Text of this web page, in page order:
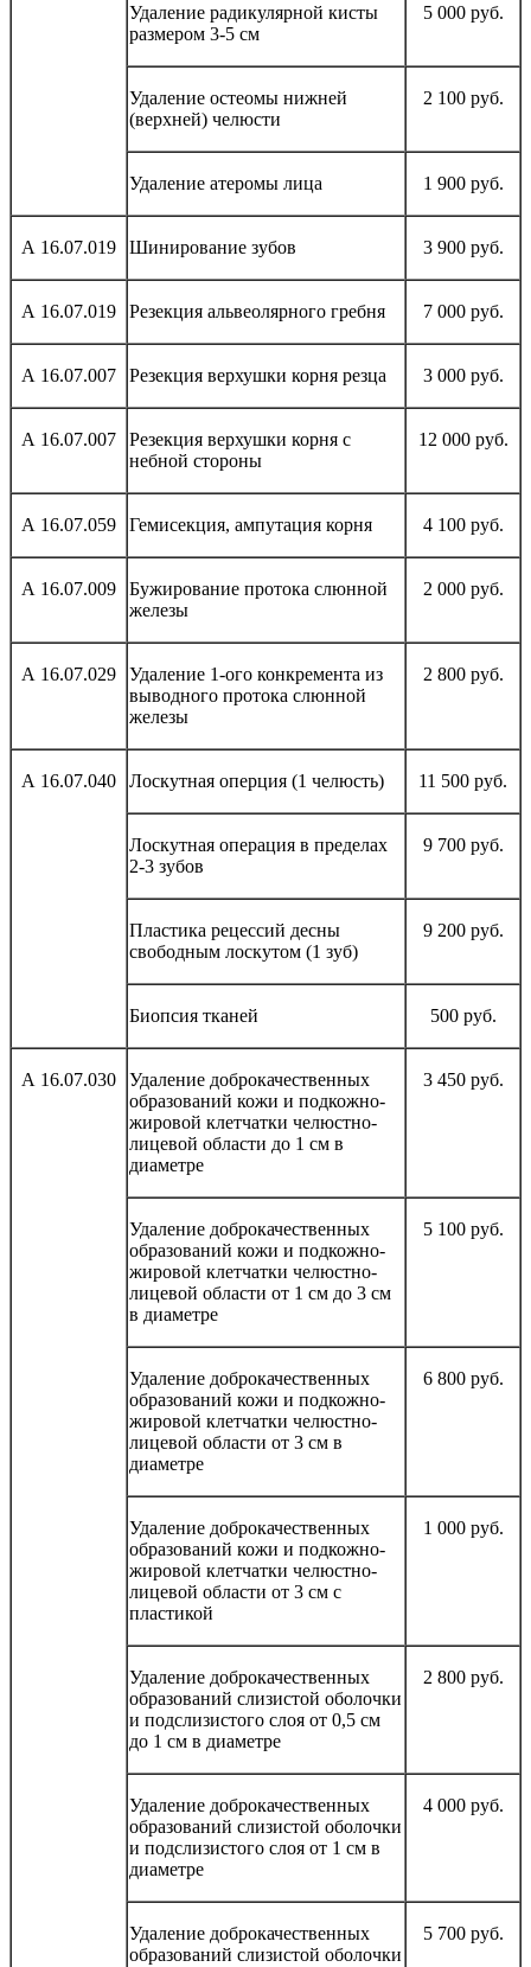
Удаление радикулярной кисты
размером 3-5 см
5 000 руб.
Удаление остеомы нижней
(верхней) челюсти
2 100 руб.
Удаление атеромы лица 1 900 руб.
А 16.07.019 Шинирование зубов 3 900 руб.
А 16.07.019 Резекция альвеолярного гребня 7 000 руб.
А 16.07.007 Резекция верхушки корня резца 3 000 руб.
А 16.07.007
Резекция верхушки корня с
небной стороны
12 000 руб.
А 16.07.059 Гемисекция, ампутация корня 4 100 руб.
А 16.07.009
Бужирование протока слюнной
железы
2 000 руб.
А 16.07.029
Удаление 1-ого конкремента из
выводного протока слюнной
железы
2 800 руб.
А 16.07.040 Лоскутная оперция (1 челюсть) 11 500 руб.
Лоскутная операция в пределах
2-3 зубов
9 700 руб.
Пластика рецессий десны
свободным лоскутом (1 зуб)
9 200 руб.
Биопсия тканей 500 руб.
А 16.07.030
Удаление доброкачественных
образований кожи и подкожно-
жировой клетчатки челюстно-
лицевой области до 1 см в
диаметре
3 450 руб.
Удаление доброкачественных
образований кожи и подкожно-
жировой клетчатки челюстно-
лицевой области от 1 см до 3 см
в диаметре
5 100 руб.
Удаление доброкачественных
образований кожи и подкожно-
жировой клетчатки челюстно-
лицевой области от 3 см в
диаметре
6 800 руб.
Удаление доброкачественных
образований кожи и подкожно-
жировой клетчатки челюстно-
лицевой области от 3 см с
пластикой
1 000 руб.
Удаление доброкачественных
образований слизистой оболочки
и подслизистого слоя от 0,5 см
до 1 см в диаметре
2 800 руб.
Удаление доброкачественных
образований слизистой оболочки
и подслизистого слоя от 1 см в
диаметре
4 000 руб.
Удаление доброкачественных
образований слизистой оболочки
5 700 руб.